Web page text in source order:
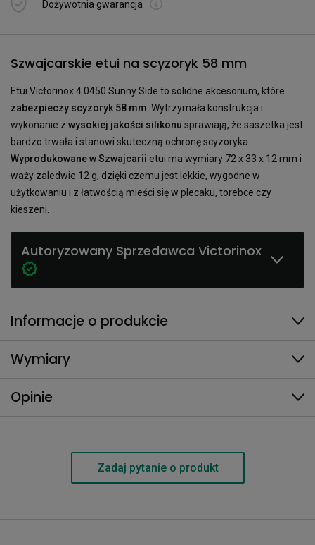
Dożywotnia gwarancja
Szwajcarskie etui na scyzoryk 58 mm
Etui Victorinox 4.0450 Sunny Side to solidne akcesorium, które
zabezpieczy scyzoryk 58 mm . Wytrzymała konstrukcja i
wykonanie z wysokiej jakości silikonu sprawiają, że saszetka jest
bardzo trwała i stanowi skuteczną ochronę scyzoryka.
Wyprodukowane w Szwajcarii etui ma wymiary 72 x 33 x 12 mm i
waży zaledwie 12 g, dzięki czemu jest lekkie, wygodne w
użytkowaniu i z łatwością mieści się w plecaku, torebce czy
kieszeni.
Autoryzowany Sprzedawca Victorinox
Informacje o produkcie
Wymiary
Opinie
Zadaj pytanie o produkt